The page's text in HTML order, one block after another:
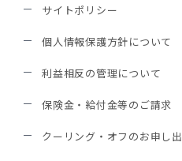
サイトポリシー
個人情報保護方針について
利益相反の管理について
保険金・給付金等のご請求
クーリング・オフのお申し出